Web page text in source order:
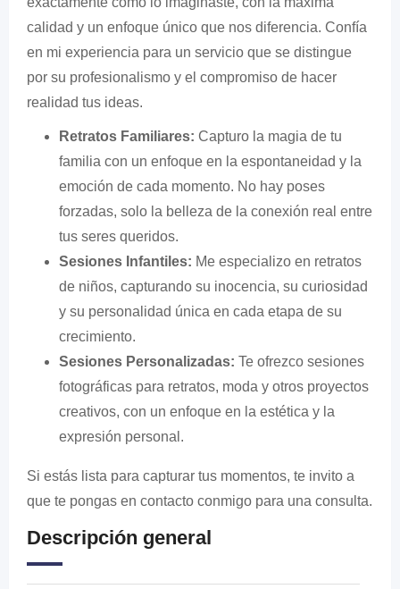
calidad y un enfoque único que nos diferencia. Confía
en mi experiencia para un servicio que se distingue
por su profesionalismo y el compromiso de hacer
realidad tus ideas.
Retratos Familiares: Capturo la magia de tu
familia con un enfoque en la espontaneidad y la
emoción de cada momento. No hay poses
forzadas, solo la belleza de la conexión real entre
tus seres queridos.
Sesiones Infantiles: Me especializo en retratos
de niños, capturando su inocencia, su curiosidad
y su personalidad única en cada etapa de su
crecimiento.
Sesiones Personalizadas: Te ofrezco sesiones
fotográficas para retratos, moda y otros proyectos
creativos, con un enfoque en la estética y la
expresión personal.
Si estás lista para capturar tus momentos, te invito a
que te pongas en contacto conmigo para una consulta.
Descripción general